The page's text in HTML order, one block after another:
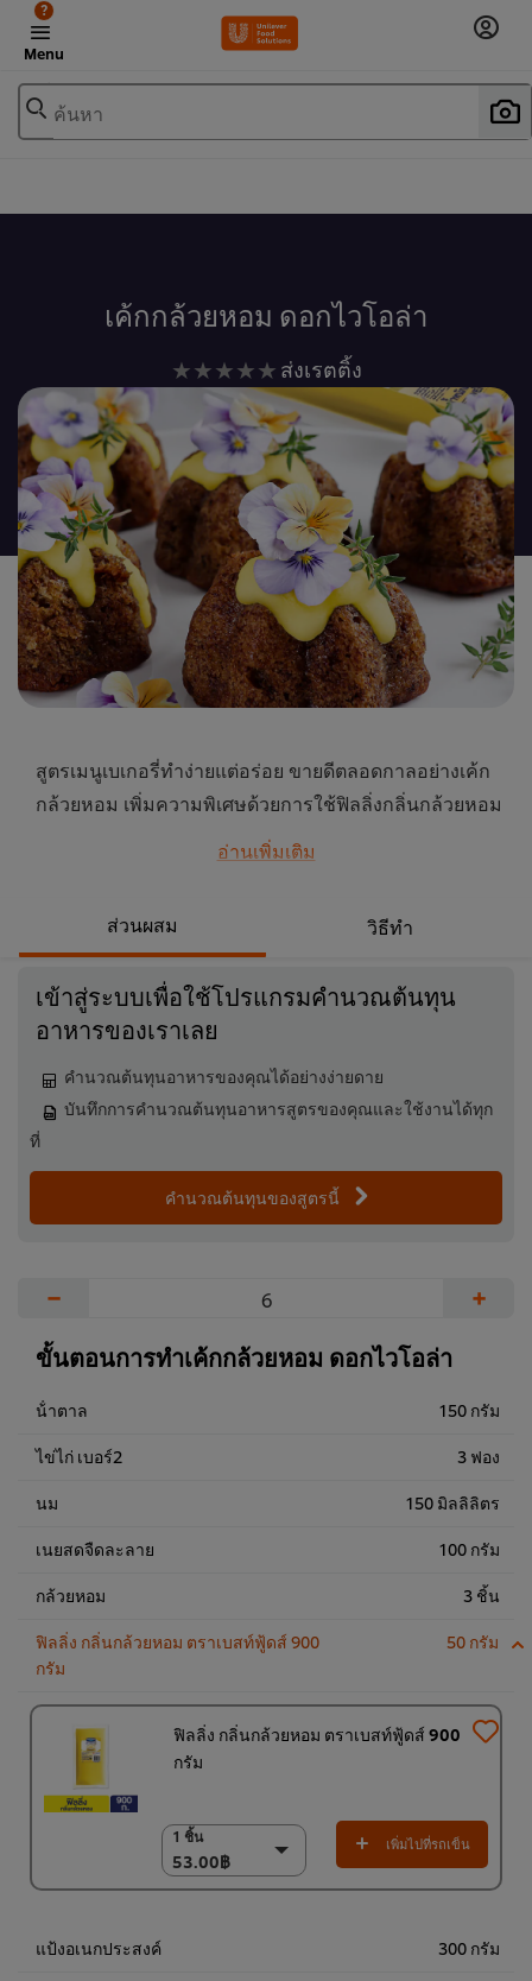
Menu
?
ค้นหา
เค้กกล้วยหอม ดอกไวโอล่า
ไม่มี
การ
ให้
คะแนน
สำหรับ
recipe
นี้
ส่งเรตติ้ง
สูตรเมนูเบเกอรี่ทำง่ายแต่อร่อย ขายดีตลอดกาลอย่างเค้ก
กล้วยหอม เพิ่มความพิเศษด้วยการใช้ฟิลลิ่งกลิ่นกล้วยหอม
ผสมเข้าไปในเนื้อเค้กเพิ่มความหอมหวานของกล้วยหอม
และยังบีบเป็นท็อปปิ้งบนหน้าเค้กเพิ่มความน่าทาน ปิดท้าย
ดอกไม้เข้ามาตกแต่งเพิ่มความสวยงาม
อ่านเพิ่มเติม
ส่วนผสม วิธีทำ
เข้าสู่ระบบเพื่อใช้โปรแกรมคำนวณต้นทุน
อาหารของเราเลย
คำนวณต้นทุนอาหารของคุณได้อย่างง่ายดาย
บันทึกการคำนวณต้นทุนอาหารสูตรของคุณและใช้งานได้ทุก
ที่
คำนวณต้นทุนของสูตรนี้
− +
ขั้นตอนการทำเค้กกล้วยหอม ดอกไวโอล่า
น้ําตาล 150 กรัม
ไข่ไก่ เบอร์2 3 ฟอง
นม 150 มิลลิลิตร
เนยสดจืดละลาย 100 กรัม
กล้วยหอม 3 ชิ้น
ฟิลลิ่ง กลิ่นกล้วยหอม ตราเบสท์ฟู้ดส์ 900
กรัม
50 กรัม
ฟิลลิ่ง กลิ่นกล้วยหอม ตราเบสท์ฟู้ดส์ 900
กรัม
1 ชิ้น
53.00฿
1 ชิ้น
53.00฿
(ราคาพิเศษ) แพ็ค 9
เพิ่มไปที่รถเข็น
แป้งอเนกประสงค์ 300 กรัม